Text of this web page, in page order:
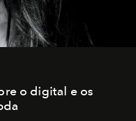
o digital e os